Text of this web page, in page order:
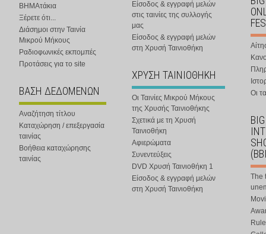
ΒΗΜΑτάκια
Ξέρετε ότι...
Διάσημοι στην Ταινία
Μικρού Μήκους
Ραδιοφωνικές εκπομπές
Προτάσεις για το site
ΒΑΣΗ ΔΕΔΟΜΕΝΩΝ
Αναζήτηση τίτλου
Καταχώρηση / επεξεργασία
ταινίας
Βοήθεια καταχώρησης
ταινίας
Είσοδος & εγγραφή μελών
στις ταινίες της συλλογής
μας
Είσοδος & εγγραφή μελών
στη Χρυσή Ταινιοθήκη
ΧΡΥΣΗ ΤΑΙΝΙΟΘΗΚΗ
Οι Ταινίες Μικρού Μήκους
της Χρυσής Ταινιοθήκης
Σχετικά με τη Χρυσή
Ταινιοθήκη
Αφιερώματα
Συνεντεύξεις
DVD Χρυσή Ταινιοθήκη 1
Είσοδος & εγγραφή μελών
στη Χρυσή Ταινιοθήκη
Οι
The